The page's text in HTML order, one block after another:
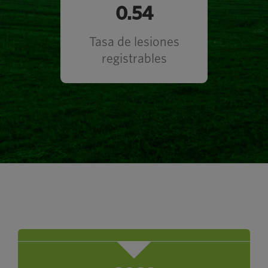
0.54
Tasa de lesiones
registrables
industria: 3.3